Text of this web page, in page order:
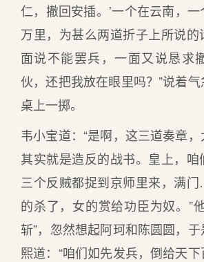
仁，撤回安插。’一个在云南，
万里，为甚么两道折子上所说
面说不能罢兵，一面又说恳求
伙，还把我放在眼里吗？”说着
桌上一掷。
韦小宝道：“是啊，这三道奏章，
其实就是造反的战书。皇上，
三个反贼都捉到京师里来，满
的杀了，女的赏给功臣为奴。”
斩”，忽然想起阿珂和陈圆圆，
熙道：“咱们如先发兵，倒给天